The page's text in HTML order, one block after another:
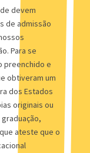
devem
de admissão
Para se
preenchido e
obtiveram um
dos Estados
originais ou
ateste que o